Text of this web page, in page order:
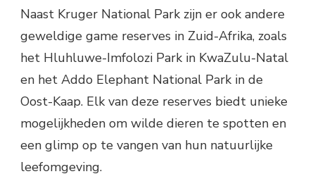
Naast Kruger National Park zijn er ook andere
geweldige game reserves in Zuid-Afrika, zoals
het Hluhluwe-Imfolozi Park in KwaZulu-Natal
en het Addo Elephant National Park in de
Oost-Kaap. Elk van deze reserves biedt unieke
mogelijkheden om wilde dieren te spotten en
een glimp op te vangen van hun natuurlijke
leefomgeving.